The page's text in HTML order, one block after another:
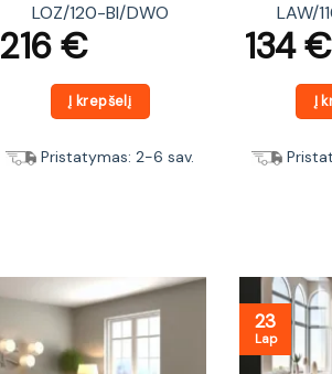
LOZ/120-BI/DWO
216€
Į krepšelį
Pristatymas: 2-6 sav.
LAW/
134€
Į
23
Lap